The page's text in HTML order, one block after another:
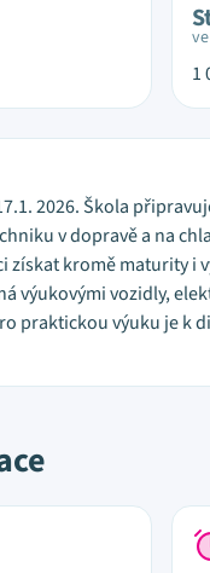
1
2026. Škola
v dopravě a na
získat kromě maturity
výukovými vozidly,
praktickou výuku je k